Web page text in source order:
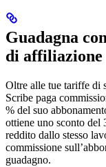
Guadagna
di affiliazione
Oltre alle tue tariffe di
Scribe paga
% del suo
ottiene uno sconto del
reddito dallo stesso
commissione
guadagno.